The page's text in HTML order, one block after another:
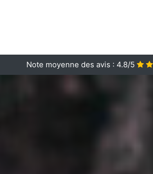
Note moyenne des avis : 4.8/5